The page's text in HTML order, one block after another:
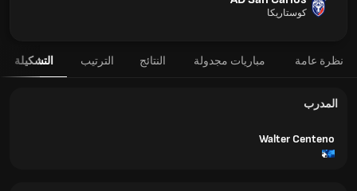
كوستاريكا
نظرة عامة مباريات مجدولة النتائج الترتيب التشكيلة
المدرب
Walter Centeno